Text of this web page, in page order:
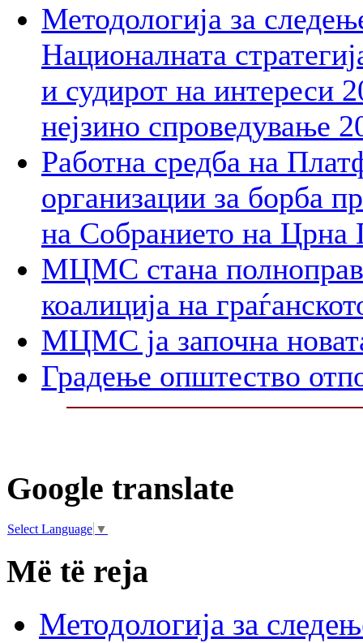
Методологија за
Националната
и судирот на интереси
нејзино спроведување
Работна средба на
организации за борба
на Собранието на Црна
МЦМС стана
коалиција на
МЦМС ја започна
Градење општество
Google translate
Select Language ▼
Më të reja
Методологија за